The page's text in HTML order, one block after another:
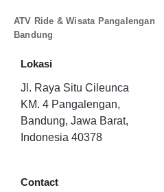
ATV Ride & Wisata Pangalengan
Bandung
Lokasi
Jl. Raya Situ Cileunca
KM. 4 Pangalengan,
Bandung, Jawa Barat,
Indonesia 40378
Contact